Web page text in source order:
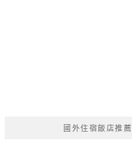
國外住宿飯店推薦